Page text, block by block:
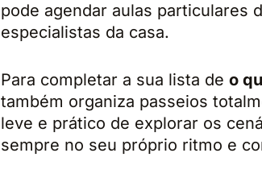
pode agendar aulas particulares
especialistas da casa.
Para completar a sua lista de o
também organiza passeios
leve e prático de explorar os
sempre no seu próprio ritmo e